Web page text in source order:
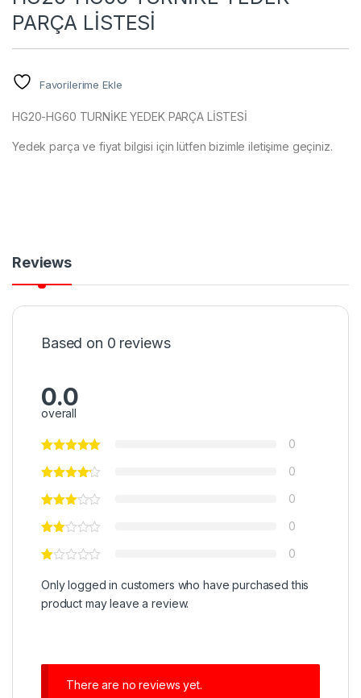
PARÇA LİSTESİ
Favorilerime Ekle
HG20-HG60 TURNİKE YEDEK PARÇA LİSTESİ
Yedek parça ve fiyat bilgisi için lütfen bizimle iletişime geçiniz.
Reviews
Based on 0 reviews
0.0
overall
0
0
0
0
0
Only logged in customers who have purchased this
product may leave a review.
There are no reviews yet.